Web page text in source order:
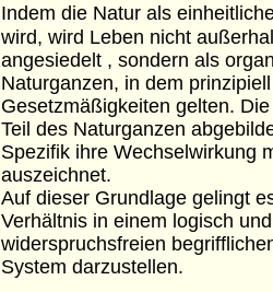
Indem die Natur als
wird, wird Leben nicht
angesiedelt , sondern als
Naturganzen, in dem
Gesetzmäßigkeiten gelten.
Teil des Naturganzen
Spezifik ihre Wechselwirkung
auszeichnet.
Auf dieser Grundlage gelingt
Verhältnis in einem logisch
widerspruchsfreien
System darzustellen.